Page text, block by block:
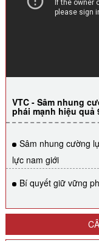
VTC - Sâm nhung
phái mạnh hiệu quả
Sâm nhung cường
lực nam giới
Bí quyết giữ vững